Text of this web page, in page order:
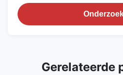
Gerelateerde